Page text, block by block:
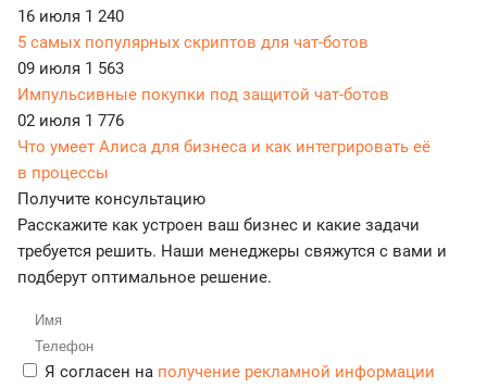
16 июля 1 240
5 самых популярных скриптов для чат-ботов
09 июля 1 563
Импульсивные покупки под защитой чат-ботов
02 июля 1 776
Что умеет Алиса для бизнеса и как интегрировать её
в процессы
Получите консультацию
Расскажите как устроен ваш бизнес и какие задачи
требуется решить. Наши менеджеры свяжутся с вами и
подберут оптимальное решение.
Я согласен на получение рекламной информации